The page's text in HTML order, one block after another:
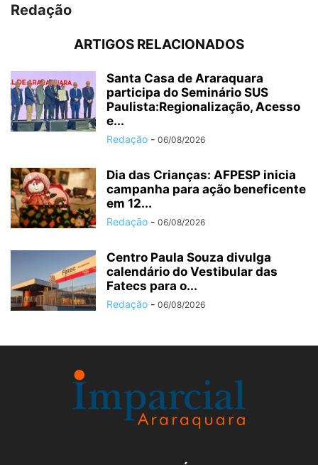
Redação
ARTIGOS RELACIONADOS
Santa Casa de Araraquara
participa do Seminário SUS
Paulista:Regionalização, Acesso
e...
Redação - 06/08/2026
Dia das Crianças: AFPESP inicia
campanha para ação beneficente
em 12...
Redação - 06/08/2026
Centro Paula Souza divulga
calendário do Vestibular das
Fatecs para o...
Redação - 06/08/2026